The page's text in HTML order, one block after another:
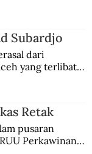
Subardjo
dari
yang terlibat
Retak
pusaran
Perkawinan.